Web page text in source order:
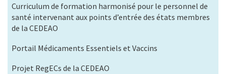
Curriculum de formation harmonisé pour le personnel de
santé intervenant aux points d’entrée des états membres
de la CEDEAO
Portail Médicaments Essentiels et Vaccins
Projet RegECs de la CEDEAO